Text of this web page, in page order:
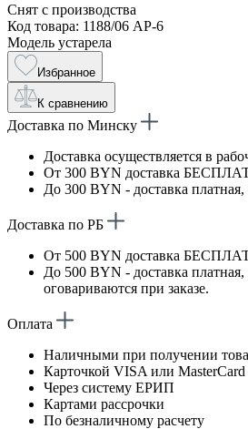
Снят с производства
Код товара: 1188/06 AP-6
Модель устарела
Избранное
К сравнению
Доставка по Минску
Доставка осуществляется в
От 300 BYN доставка
До 300 BYN - доставка
Доставка по РБ
От 500 BYN доставка
До 500 BYN - доставка
оговариваются при заказе.
Оплата
Наличными при получении
Карточкой VISA или
Через систему ЕРИП
Картами рассрочки
По безналичному расчету